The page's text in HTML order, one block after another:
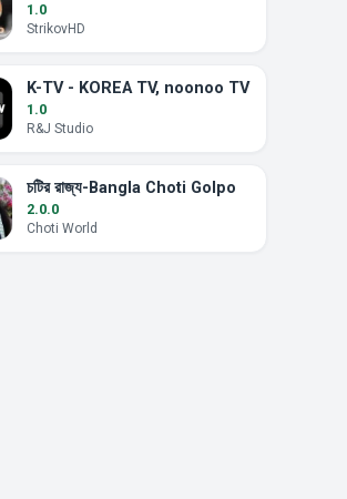
1.0
StrikovHD
K-TV - KOREA TV, noonoo TV
1.0
R&J Studio
চটির রাজ্য-Bangla Choti Golpo
2.0.0
Choti World